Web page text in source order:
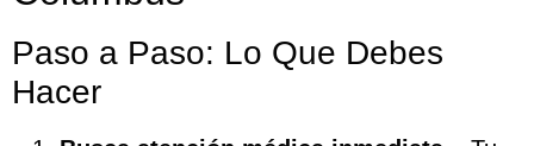
Paso a Paso: Lo Que Debes
Hacer